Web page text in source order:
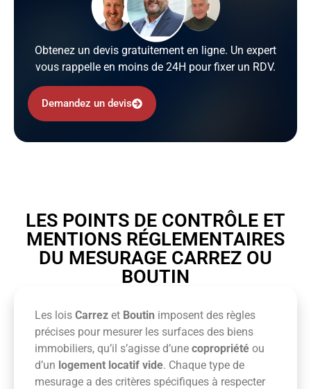
Obtenez un devis gratuitement en ligne. Un expert
vous rappelle en moins de 24H pour fixer un RDV.
Demandez un devis
LES POINTS DE CONTRÔLE ET
MENTIONS RÉGLEMENTAIRES
DU MESURAGE CARREZ OU
BOUTIN
Les lois Carrez et Boutin imposent des règles
précises pour mesurer les surfaces des biens
immobiliers, qu’il s’agisse d’une copropriété ou
d’un logement locatif vide. Chaque type de
mesurage a des critères spécifiques à respecter